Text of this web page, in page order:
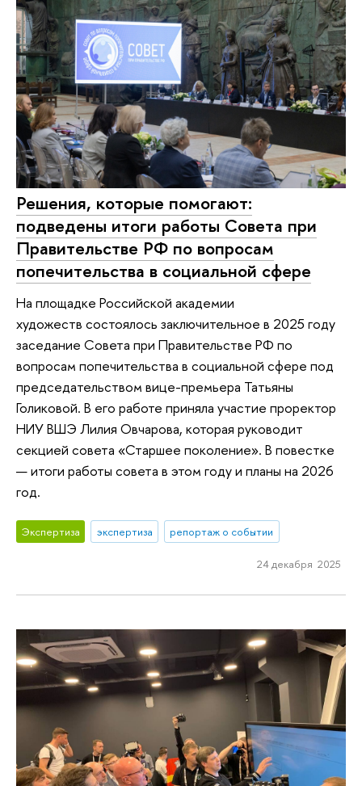
Решения, которые помогают:
подведены итоги работы Совета при
Правительстве РФ по вопросам
попечительства в социальной сфере
На площадке Российской академии
художеств состоялось заключительное в 2025 году
заседание Совета при Правительстве РФ по
вопросам попечительства в социальной сфере под
председательством вице-премьера Татьяны
Голиковой. В его работе приняла участие проректор
НИУ ВШЭ Лилия Овчарова, которая руководит
секцией совета «Старшее поколение». В повестке
— итоги работы совета в этом году и планы на 2026
год.
Экспертиза экспертиза репортаж о событии
24 декабря 2025